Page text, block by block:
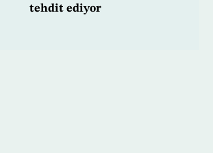
tehdit ediyor